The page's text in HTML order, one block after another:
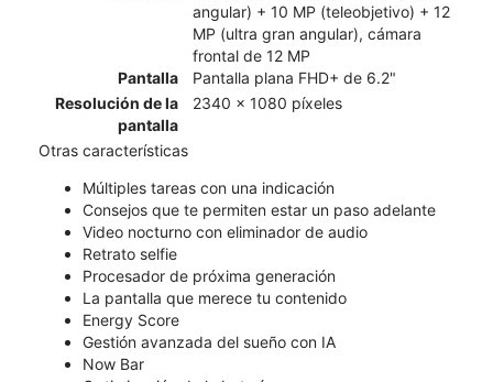
angular) + 10 MP (teleobjetivo) + 12
MP (ultra gran angular), cámara
frontal de 12 MP
Pantalla
Pantalla plana FHD+ de 6.2"
Resolución de la
pantalla
2340 x 1080 píxeles
Otras características
Múltiples tareas con una indicación
Consejos que te permiten estar un paso adelante
Video nocturno con eliminador de audio
Retrato selfie
Procesador de próxima generación
La pantalla que merece tu contenido
Energy Score
Gestión avanzada del sueño con IA
Now Bar